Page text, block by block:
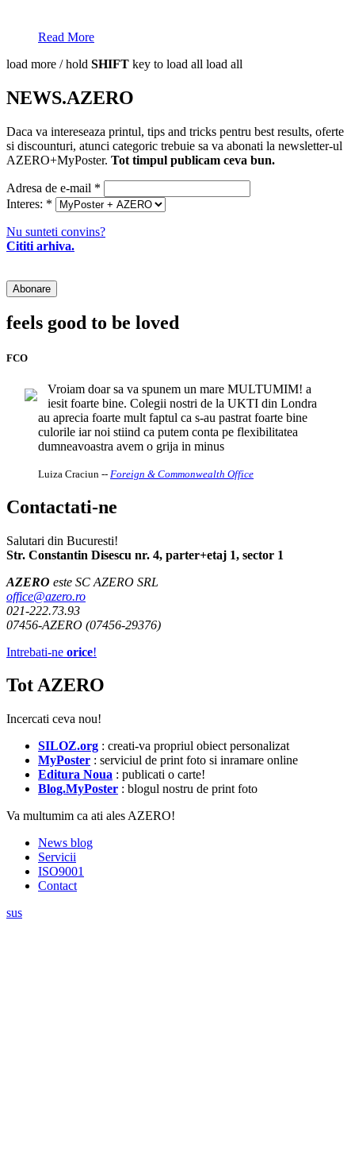
Read More
load more / hold SHIFT key to load all load all
NEWS.AZERO
Daca va intereseaza printul, tips and tricks pentru best results, oferte
si discounturi, atunci categoric trebuie sa va abonati la newsletter-ul
AZERO+MyPoster. Tot timpul publicam ceva bun.
Adresa de e-mail *
Interes: *
Nu sunteti convins?
Cititi arhiva.
feels good to be loved
FCO
Vroiam doar sa va spunem un mare MULTUMIM! a
iesit foarte bine. Colegii nostri de la UKTI din Londra
au aprecia foarte mult faptul ca s-au pastrat foarte bine
culorile iar noi stiind ca putem conta pe flexibilitatea
dumneavoastra avem o grija in minus
Luiza Craciun -- Foreign & Commonwealth Office
Contactati-ne
Salutari din Bucuresti!
Str. Constantin Disescu nr. 4, parter+etaj 1, sector 1
AZERO este SC AZERO SRL
office@azero.ro
021-222.73.93
07456-AZERO (07456-29376)
Intrebati-ne orice!
Tot AZERO
Incercati ceva nou!
SILOZ.org : creati-va propriul obiect personalizat
MyPoster : serviciul de print foto si inramare online
Editura Noua : publicati o carte!
Blog.MyPoster : blogul nostru de print foto
Va multumim ca ati ales AZERO!
News blog
Servicii
ISO9001
Contact
sus